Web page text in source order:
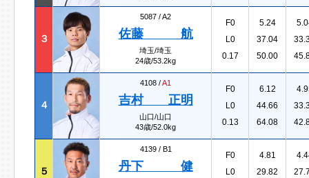
３
5087 /A2
佐藤 航
埼玉/埼玉
24歳/53.2kg
F0
L0
0.17
5.24
37.04
50.00
４
4108 /A1
吉村 正明
山口/山口
43歳/52.0kg
F0
L0
0.13
6.12
44.66
64.08
５
4139 / B1
丹下 健
F0
L0
4.81
29.82